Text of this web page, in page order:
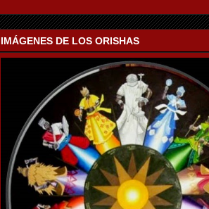
IMÁGENES DE LOS ORISHAS